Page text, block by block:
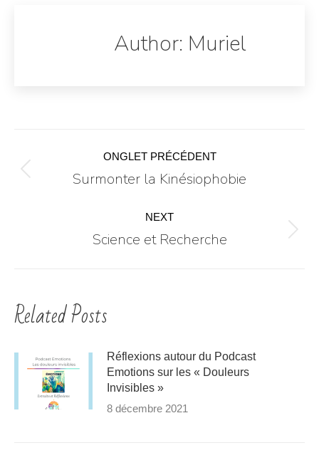
Author: Muriel
ONGLET PRÉCÉDENT
Surmonter la Kinésiophobie
NEXT
Science et Recherche
Related Posts
Réflexions autour du Podcast
Emotions sur les « Douleurs
Invisibles »
8 décembre 2021